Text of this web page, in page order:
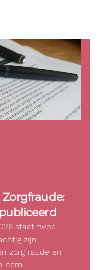
staat twee
zijn
zorgfraude en
nem…